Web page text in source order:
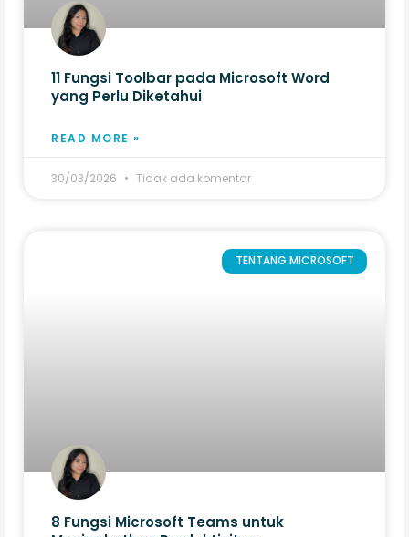
11 Fungsi Toolbar pada Microsoft Word​
yang Perlu Diketahui
READ MORE »
30/03/2026 Tidak ada komentar
TENTANG MICROSOFT
8 Fungsi Microsoft Teams​ untuk